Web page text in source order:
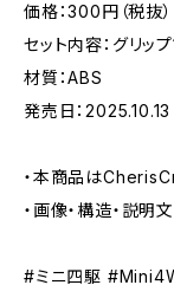
価格：300円（税抜）
セット内容：グリップ
材質：ABS
発売日：2025.10.13
・本商品は
・画像・構造・説
#ミニ四駆